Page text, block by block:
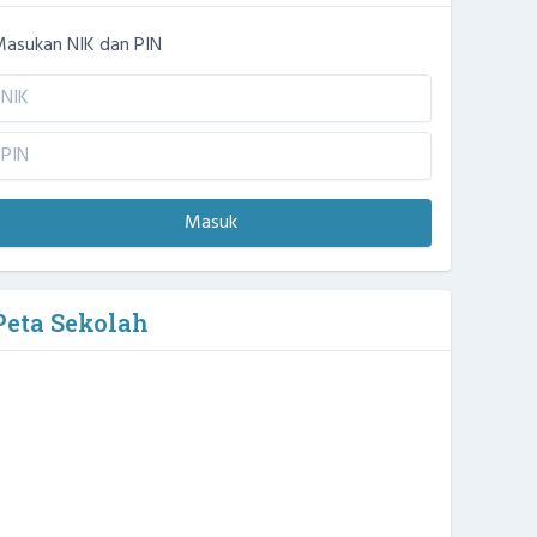
NIK dan PIN
Masuk
Sekolah